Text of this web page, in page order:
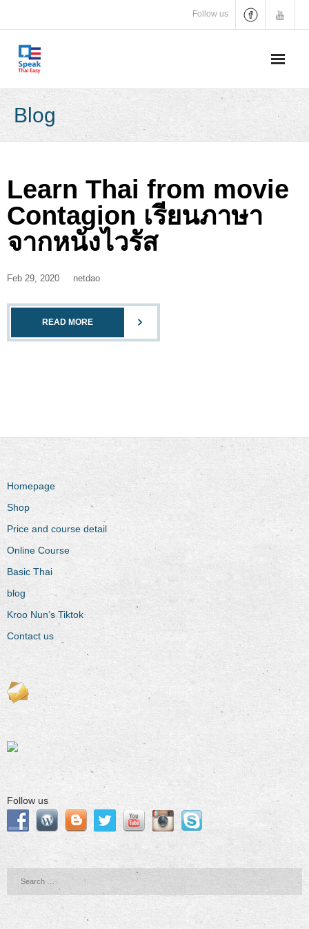
content
Follow us
Blog
Learn Thai from movie
Contagion เรียนภาษา
จากหนังไวรัส
Feb 29, 2020 netdao
READ MORE
Homepage
Shop
Price and course detail
Online Course
Basic Thai
blog
Kroo Nun’s Tiktok
Contact us
Follow us